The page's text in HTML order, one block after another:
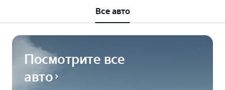
Все авто
Посмотрите все
авто